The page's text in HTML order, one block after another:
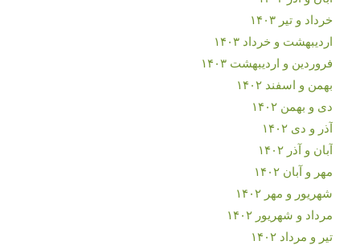
خرداد و تیر ۱۴۰۳
اردیبهشت و خرداد ۱۴۰۳
فروردین و اردیبهشت ۱۴۰۳
بهمن و اسفند ۱۴۰۲
دی و بهمن ۱۴۰۲
آذر و دی ۱۴۰۲
آبان و آذر ۱۴۰۲
مهر و آبان ۱۴۰۲
شهریور و مهر ۱۴۰۲
مرداد و شهریور ۱۴۰۲
تیر و مرداد ۱۴۰۲